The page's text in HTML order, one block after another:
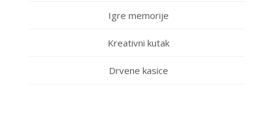
Igre memorije
Kreativni kutak
Drvene kasice